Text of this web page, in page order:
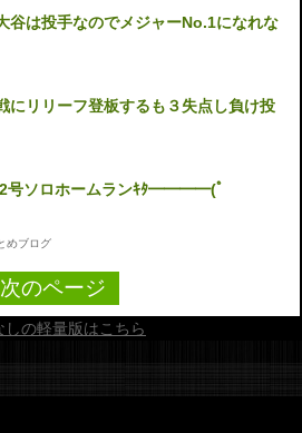
谷は投手なのでメジャーNo.1になれな
にリリーフ登板するも３失点し負け投
2号ソロホームランｷﾀ━━━━(ﾟ
めブログ
次のページ
しの軽量版はこちら